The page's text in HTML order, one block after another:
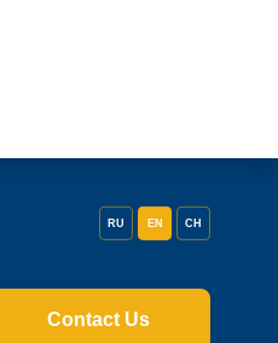
RU EN CH
Contact Us